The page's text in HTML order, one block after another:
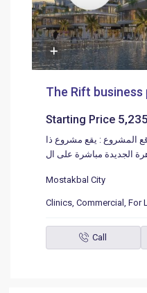
The Rift business
Starting Price
المشروع : يقع مشروع ذا
Mostakbal City
Clinics ,Commercial ,For
Call